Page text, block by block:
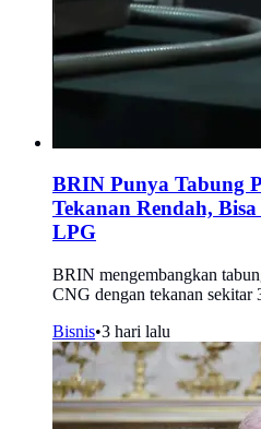
BRIN Punya Tabung
Tekanan Rendah,
LPG
BRIN mengembangkan
CNG dengan tekanan sekitar
Bisnis•3 hari lalu